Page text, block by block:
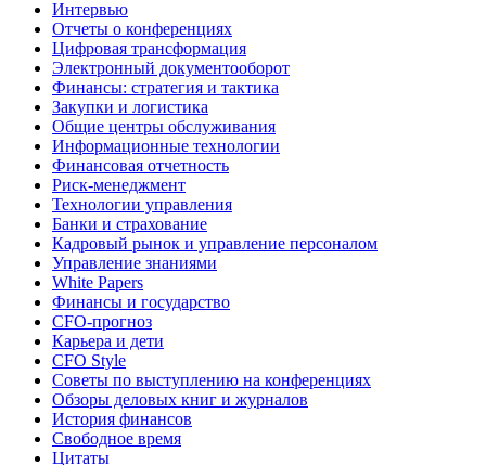
Интервью
Отчеты о конференциях
Цифровая трансформация
Электронный документооборот
Финансы: стратегия и тактика
Закупки и логистика
Общие центры обслуживания
Информационные технологии
Финансовая отчетность
Риск-менеджмент
Технологии управления
Банки и страхование
Кадровый рынок и управление персоналом
Управление знаниями
White Papers
Финансы и государство
CFO-прогноз
Карьера и дети
CFO Style
Советы по выступлению на конференциях
Обзоры деловых книг и журналов
История финансов
Свободное время
Цитаты